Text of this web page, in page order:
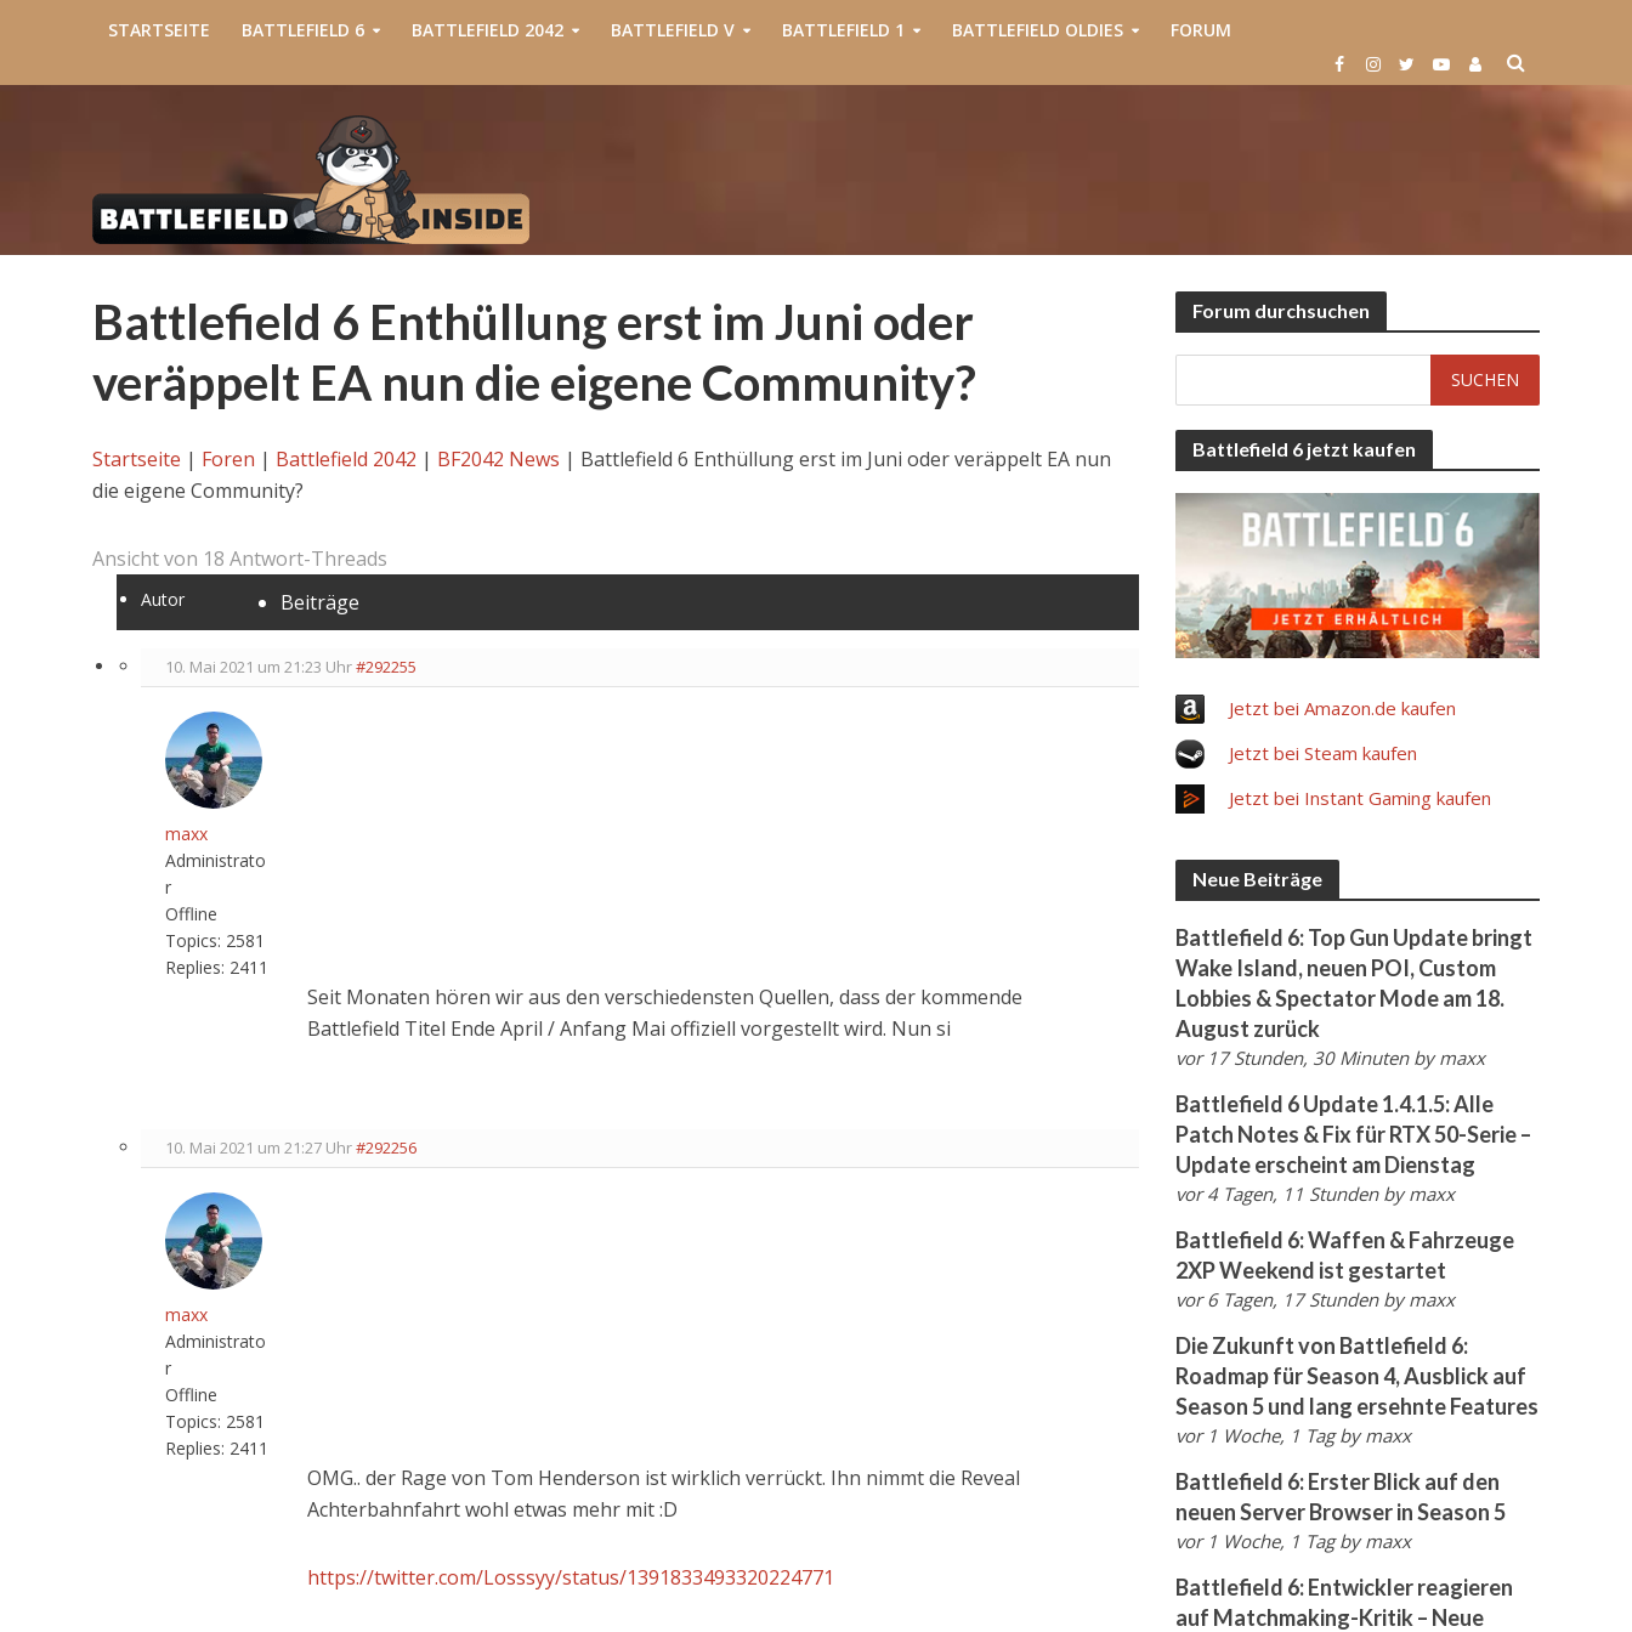
STARTSEITE BATTLEFIELD 6 BATTLEFIELD 2042 BATTLEFIELD V BATTLEFIELD 1 BATTLEFIELD OLDIES FORUM
Battlefield 6 Enthüllung erst im Juni oder
veräppelt EA nun die eigene Community?
Startseite | Foren | Battlefield 2042 | BF2042 News | Battlefield 6 Enthüllung erst im Juni oder veräppelt EA nun
die eigene Community?
Ansicht von 18 Antwort-Threads
Autor Beiträge
10. Mai 2021 um 21:23 Uhr#292255
maxx
Administrato
r
Offline
Topics: 2581
Replies: 2411
Seit Monaten hören wir aus den verschiedensten Quellen, dass der kommende
Battlefield Titel Ende April / Anfang Mai offiziell vorgestellt wird. Nun si
10. Mai 2021 um 21:27 Uhr#292256
maxx
Administrato
r
Offline
Topics: 2581
Replies: 2411
OMG.. der Rage von Tom Henderson ist wirklich verrückt. Ihn nimmt die Reveal
Achterbahnfahrt wohl etwas mehr mit :D
https://twitter.com/Losssyy/status/1391833493320224771
Forum durchsuchen
Battlefield 6 jetzt kaufen
Jetzt bei Amazon.de kaufen
Jetzt bei Steam kaufen
Jetzt bei Instant Gaming kaufen
Neue Beiträge
Battlefield 6: Top Gun Update bringt
Wake Island, neuen POI, Custom
Lobbies & Spectator Mode am 18.
August zurück
vor 17 Stunden, 30 Minuten bymaxx
Battlefield 6 Update 1.4.1.5: Alle
Patch Notes & Fix für RTX 50-Serie –
Update erscheint am Dienstag
vor 4 Tagen, 11 Stunden bymaxx
Battlefield 6: Waffen & Fahrzeuge
2XP Weekend ist gestartet
vor 6 Tagen, 17 Stunden bymaxx
Die Zukunft von Battlefield 6:
Roadmap für Season 4, Ausblick auf
Season 5 und lang ersehnte Features
vor 1 Woche, 1 Tag bymaxx
Battlefield 6: Erster Blick auf den
neuen Server Browser in Season 5
vor 1 Woche, 1 Tag bymaxx
Battlefield 6: Entwickler reagieren
auf Matchmaking-Kritik – Neue